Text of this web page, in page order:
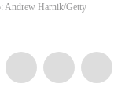
Andrew Harnik/Getty